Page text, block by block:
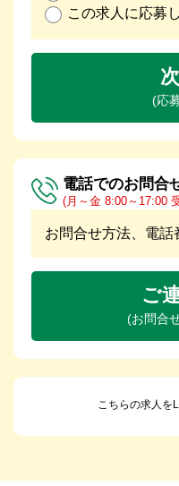
この求人に応募
(応
電話でのお問合
(月～金 8:00～17:00
お問合せ方法、電話
ご
(お問合
こちらの求人を